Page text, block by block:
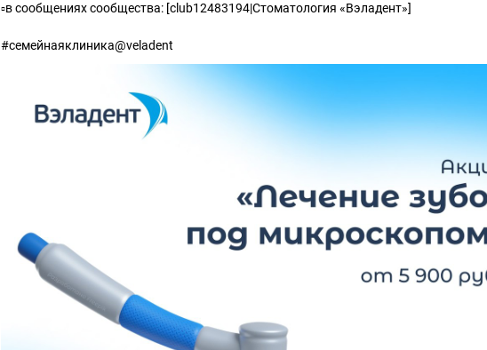
▫в сообщениях сообщества: [club12483194|Стоматология «Вэладент»]
#семейнаяклиника@veladent